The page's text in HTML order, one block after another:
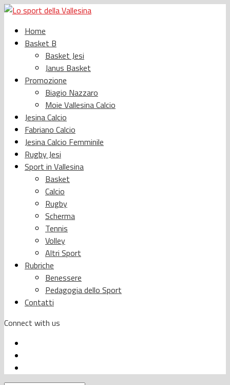
Home
Basket B
Basket Jesi
Janus Basket
Promozione
Biagio Nazzaro
Moie Vallesina Calcio
Jesina Calcio
Fabriano Calcio
Jesina Calcio Femminile
Rugby Jesi
Sport in Vallesina
Basket
Calcio
Rugby
Scherma
Tennis
Volley
Altri Sport
Rubriche
Benessere
Pedagogia dello Sport
Contatti
Connect with us